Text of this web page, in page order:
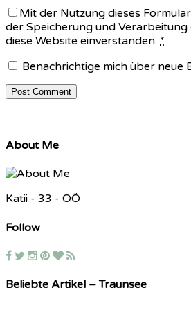
Mit der Nutzung dieses
der Speicherung und
diese Website einverstanden. *
Benachrichtige mich über neue
About Me
Katii - 33 - OÖ
Follow
Beliebte Artikel – Traunsee